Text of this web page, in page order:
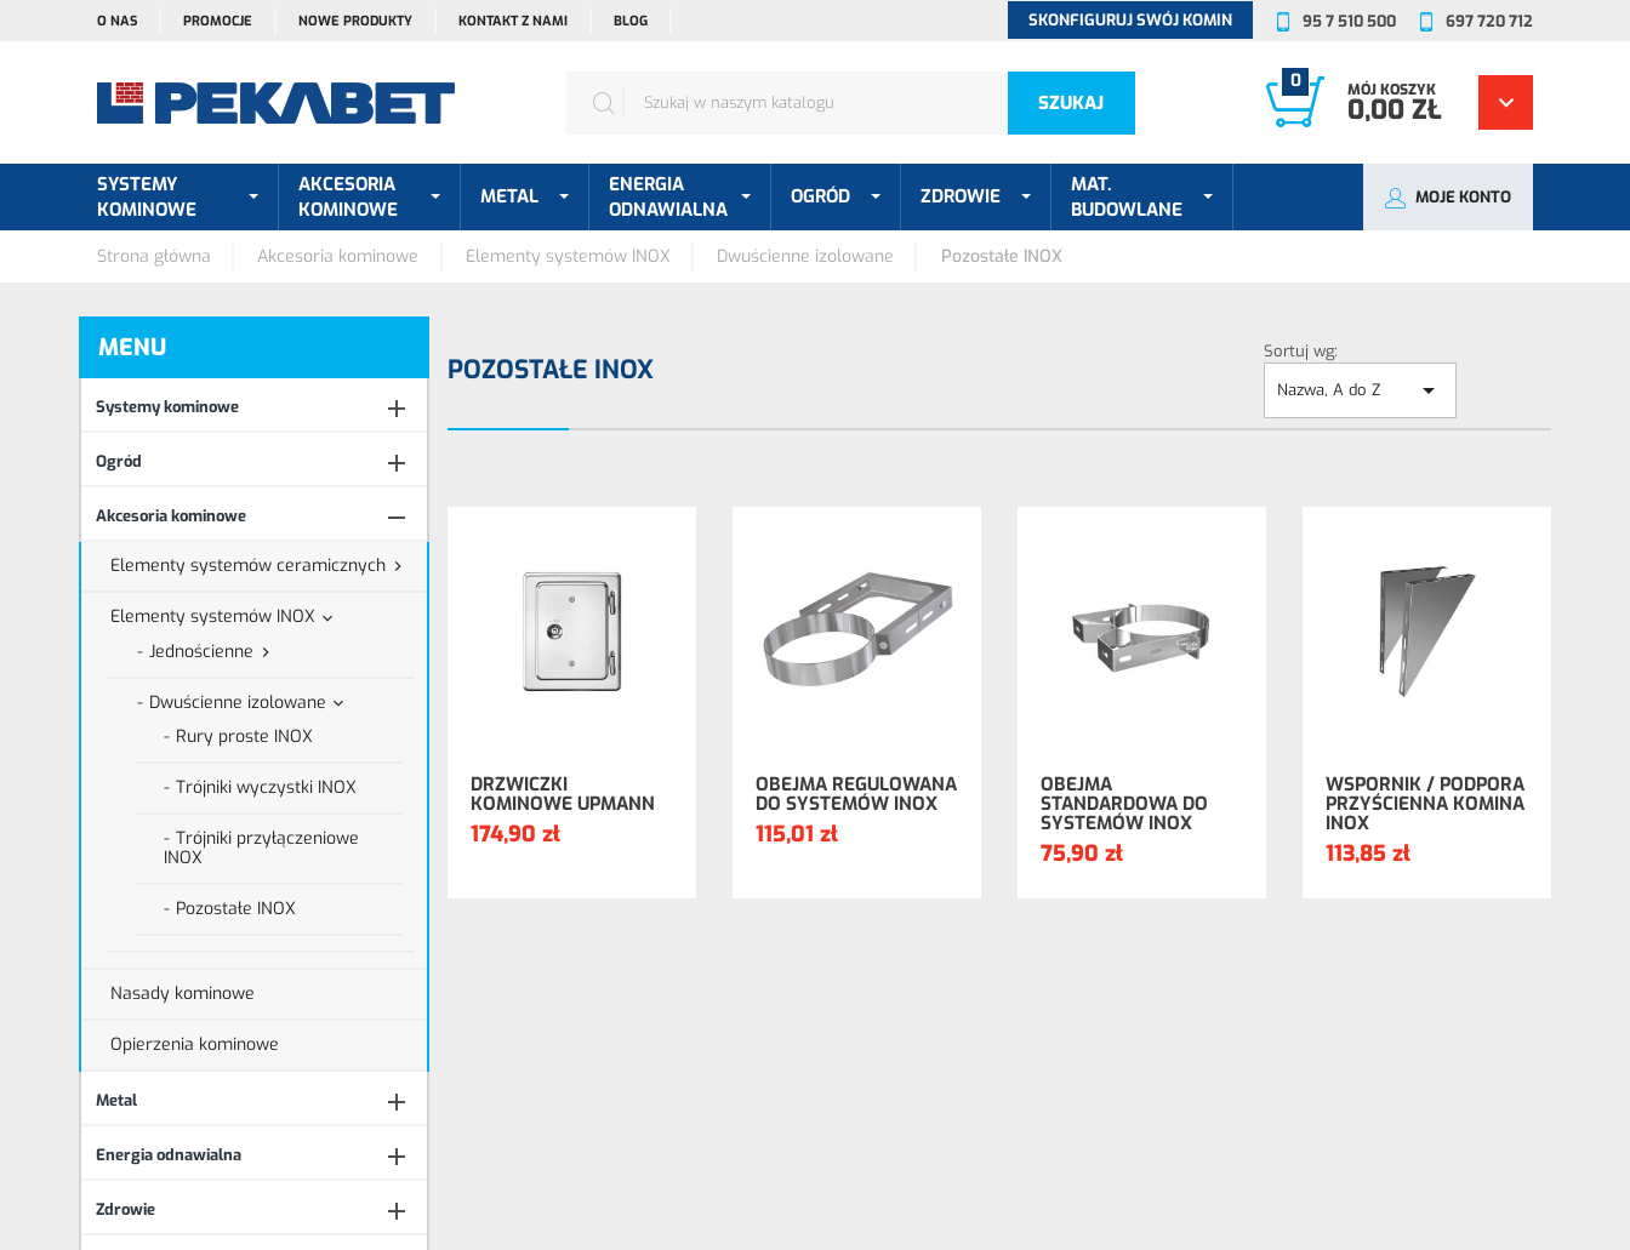
O NAS PROMOCJE NOWE PRODUKTY KONTAKT Z NAMI BLOG SKONFIGURUJ SWÓJ KOMIN 95 7 510 500 697 720 712
SZUKAJ
0 MÓJ KOSZYK
0,00 ZŁ
SYSTEMY
KOMINOWE
AKCESORIA
KOMINOWE
METAL
ENERGIA
ODNAWIALNA
OGRÓD ZDROWIE
MAT.
BUDOWLANE
MOJE KONTO
Strona główna Akcesoria kominowe Elementy systemów INOX Dwuścienne izolowane Pozostałe INOX
MENU
Systemy kominowe 
Ogród 
Akcesoria kominowe 
Elementy systemów ceramicznych 
Elementy systemów INOX 
Jednościenne 
Dwuścienne izolowane 
Rury proste INOX
Trójniki wyczystki INOX
Trójniki przyłączeniowe
INOX
Pozostałe INOX
Nasady kominowe
Opierzenia kominowe
Metal 
Energia odnawialna 
Zdrowie 
POZOSTAŁE INOX
Sortuj wg:
Nazwa, A do Z

DRZWICZKI
KOMINOWE UPMANN
174,90 zł
OBEJMA REGULOWANA
DO SYSTEMÓW INOX
115,01 zł
OBEJMA
STANDARDOWA DO
SYSTEMÓW INOX
75,90 zł
WSPORNIK / PODPORA
PRZYŚCIENNA KOMINA
INOX
113,85 zł